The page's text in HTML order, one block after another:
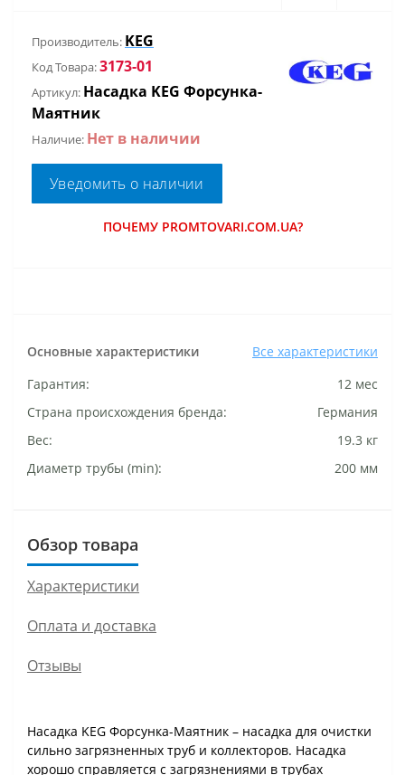
Производитель: KEG
Код Товара:3173-01
Артикул: Насадка KEG Форсунка-
Маятник
Наличие: Нет в наличии
Уведомить о наличии
ПОЧЕМУ PROMTOVARI.COM.UA?
Основные характеристики
Все характеристики
Гарантия:
12 мес
Страна происхождения бренда:
Германия
Вес:
19.3 кг
Диаметр трубы (min):
200 мм
Обзор товара
Характеристики
Оплата и доставка
Отзывы
Насадка KEG Форсунка-Маятник – насадка для очистки
сильно загрязненных труб и коллекторов. Насадка
хорошо справляется с загрязнениями в трубах